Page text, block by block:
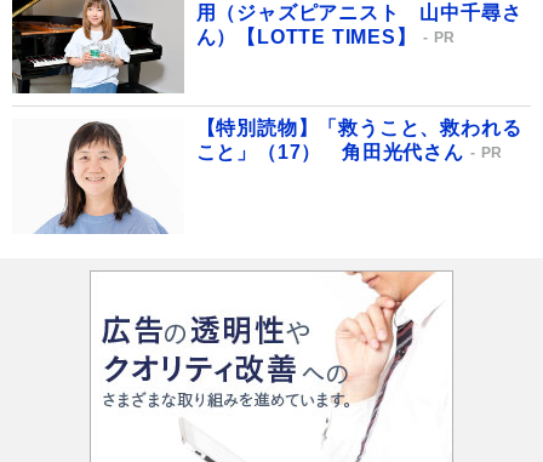
用（ジャズピアニスト 山中千尋さ
ん）【LOTTE TIMES】
PR
【特別読物】「救うこと、救われる
こと」（17） 角田光代さん
PR